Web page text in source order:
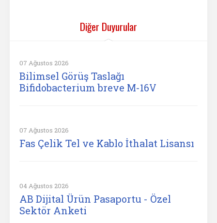
Diğer Duyurular
07 Ağustos 2026
Bilimsel Görüş Taslağı
Bifidobacterium breve M-16V
07 Ağustos 2026
Fas Çelik Tel ve Kablo İthalat Lisansı
04 Ağustos 2026
AB Dijital Ürün Pasaportu - Özel
Sektör Anketi